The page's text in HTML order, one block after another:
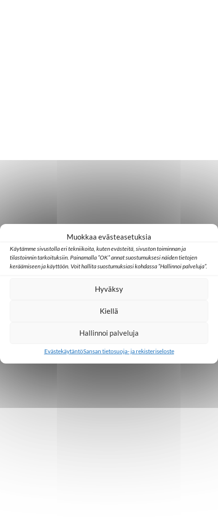
Muokkaa evästeasetuksia
Käytämme sivustolla eri tekniikoita, kuten evästeitä, sivuston toiminnan ja
tilastoinnin tarkoituksiin. Painamalla ”OK” annat suostumuksesi näiden tietojen
keräämiseen ja käyttöön. Voit hallita suostumuksiasi kohdassa ”Hallinnoi palveluja”.
Hyväksy
Kiellä
Hallinnoi palveluja
EvästekäytäntöSansan tietosuoja- ja rekisteriseloste